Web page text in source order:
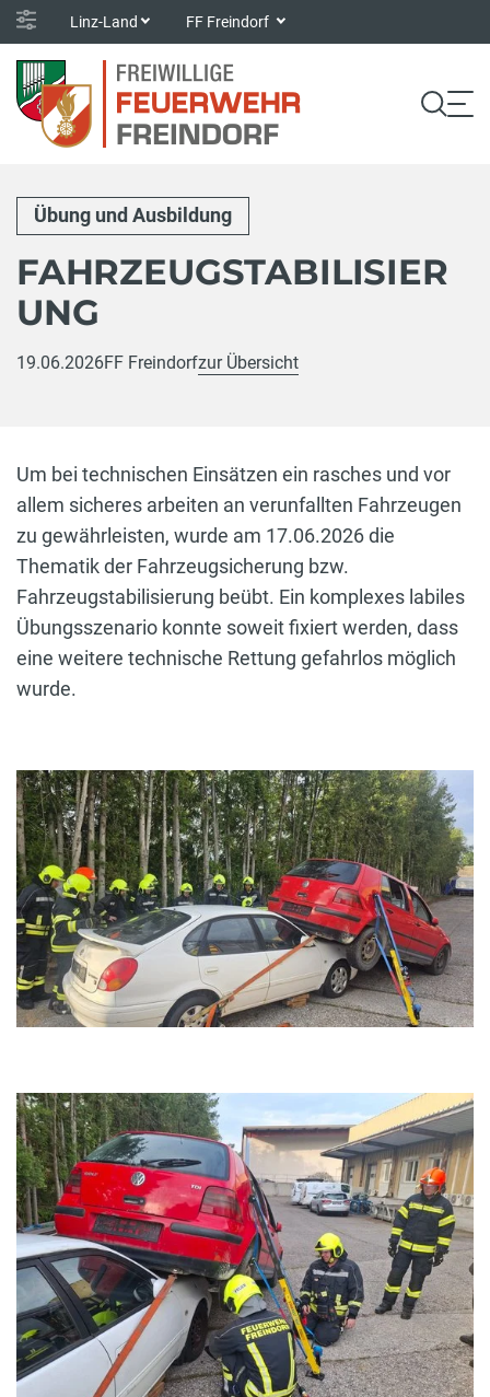
Linz-Land FF Freindorf
Übung und Ausbildung
FAHRZEUGSTABILISIER
UNG
19.06.2026FF Freindorfzur Übersicht
Um bei technischen Einsätzen ein rasches und vor
allem sicheres arbeiten an verunfallten Fahrzeugen
zu gewährleisten, wurde am 17.06.2026 die
Thematik der Fahrzeugsicherung bzw.
Fahrzeugstabilisierung beübt. Ein komplexes labiles
Übungsszenario konnte soweit fixiert werden, dass
eine weitere technische Rettung gefahrlos möglich
wurde.